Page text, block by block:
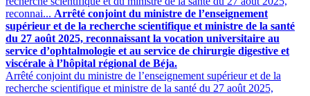
reconnai... Arrêté conjoint du ministre de l’enseignement
supérieur et de la recherche scientifique et ministre de la santé
du 27 août 2025, reconnaissant la vocation universitaire au
service d’ophtalmologie et au service de chirurgie digestive et
viscérale à l’hôpital régional de Béja.
Arrêté conjoint du ministre de l’enseignement supérieur et de la
recherche scientifique et ministre de la santé du 27 août 2025,